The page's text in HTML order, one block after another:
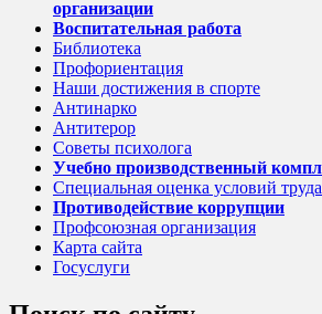
организации
Воспитательная работа
Библиотека
Профориентация
Наши достижения в спорте
Антинарко
Антитерор
Советы психолога
Учебно производственный
Специальная оценка условий труда
Противодействие коррупции
Профсоюзная организация
Карта сайта
Госуслуги